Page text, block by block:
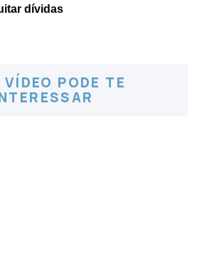
dívidas
VÍDEO PODE TE